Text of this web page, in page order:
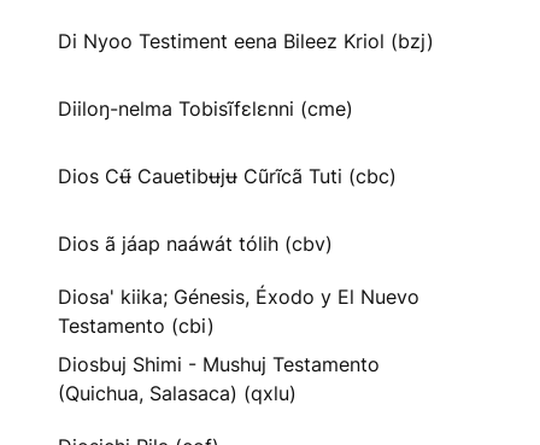
Di Nyoo Testiment eena Bileez Kriol (bzj)
Diiloŋ-nelma Tobisĩfɛlɛnni (cme)
Dios Cʉ̃ Cauetibʉjʉ Cũrĩcã Tuti (cbc)
Dios ã jáap naáwát tólih (cbv)
Diosa' kiika; Génesis, Éxodo y El Nuevo
Testamento (cbi)
Diosbuj Shimi - Mushuj Testamento
(Quichua, Salasaca) (qxlu)